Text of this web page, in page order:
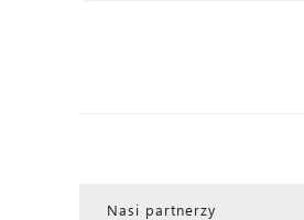
Nasi partnerzy